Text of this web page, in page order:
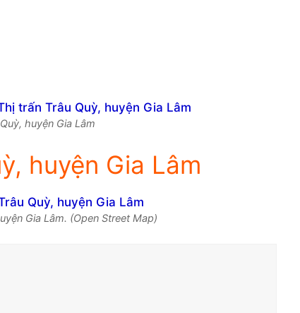
huyện Gia Lâm
huyện Gia Lâm
Gia Lâm. (Open Street Map)